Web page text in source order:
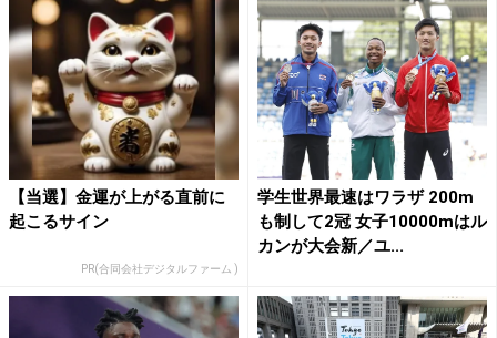
【当選】金運が上がる直前に
起こるサイン
PR(合同会社デジタルファーム )
学生世界最速はワラザ 200m
も制して2冠 女子10000mはル
カンが大会新／ユ...